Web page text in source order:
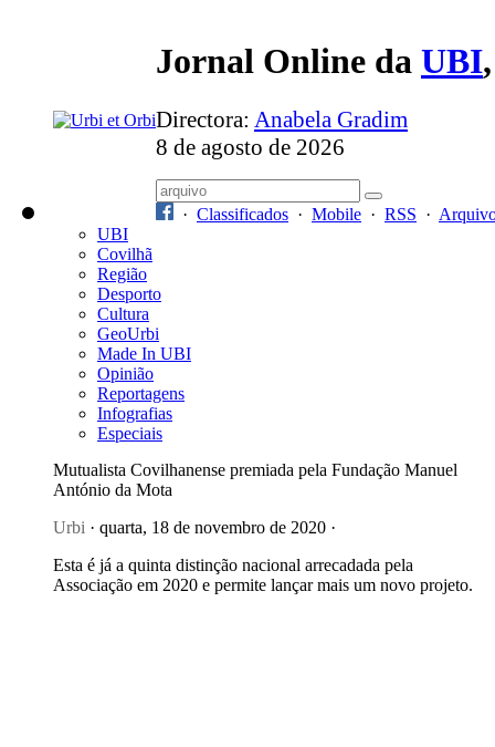
Jornal Online da UBI
Directora: Anabela Gradim
8 de agosto de 2026
· Classificados · Mobile · RSS ·
UBI
Covilhã
Região
Desporto
Cultura
GeoUrbi
Made In UBI
Opinião
Reportagens
Infografias
Especiais
Mutualista Covilhanense premiada pela Fundação Manuel
António da Mota
Urbi · quarta, 18 de novembro de 2020 ·
Esta é já a quinta distinção nacional arrecadada pela
Associação em 2020 e permite lançar mais um novo projeto.